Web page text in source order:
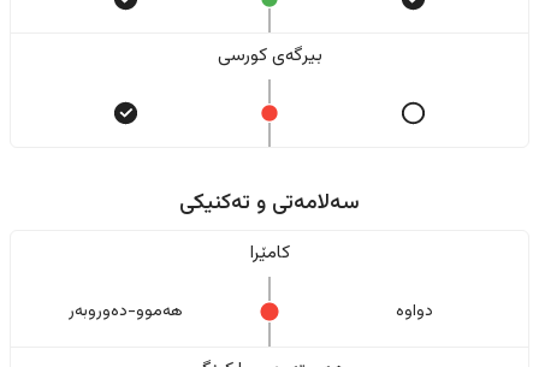
بیرگەی کورسی
سەلامەتی و تەکنیکی
کامێرا
دواوە هەموو-دەوروبەر